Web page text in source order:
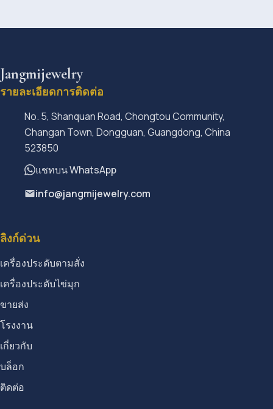
Jangmijewelry
รายละเอียดการติดต่อ
No. 5, Shanquan Road, Chongtou Community,
Changan Town, Dongguan, Guangdong, China
523850
แชทบน WhatsApp
info@jangmijewelry.com
ลิงก์ด่วน
เครื่องประดับตามสั่ง
เครื่องประดับไข่มุก
ขายส่ง
โรงงาน
เกี่ยวกับ
บล็อก
ติดต่อ